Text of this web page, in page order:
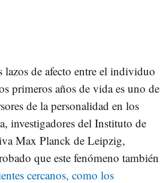
de afecto entre el individuo
primeros años de vida es uno de
de la personalidad en los
investigadores del Instituto de
Max Planck de Leipzig,
que este fenómeno también
cercanos, como los